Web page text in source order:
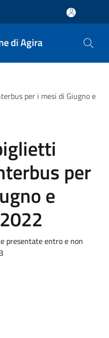
di Agira
per i mesi di Giugno e
per
e
presentate entro e non